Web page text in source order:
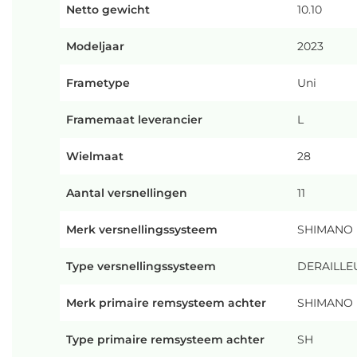
Netto gewicht 10.10
Modeljaar 2023
Frametype Uni
Framemaat leverancier L
Wielmaat 28
Aantal versnellingen 11
Merk versnellingssysteem SHIMANO
Type versnellingssysteem
Merk primaire remsysteem achter SHIMANO
Type primaire remsysteem achter SH